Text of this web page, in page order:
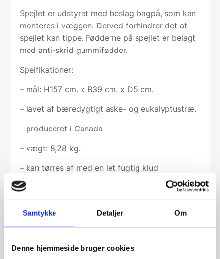
Samtykke Detaljer Om
Denne hjemmeside bruger cookies
Spejlet er udstyret med beslag bagpå, som kan
monteres i væggen. Derved forhindrer det at
spejlet kan tippe. Fødderne på spejlet er belagt
med anti-skrid gummifødder.
Speifikationer:
– mål: H157 cm. x B39 cm. x D5 cm.
– lavet af bæredygtigt aske- og eukalyptustræ.
– produceret i Canada
– vægt: 8,28 kg.
– kan tørres af med en let fugtig klud
Da træ er et naturprodukt, kan der forekomme
farvenuancering.
Har du spørgsmål til varen? Klik her